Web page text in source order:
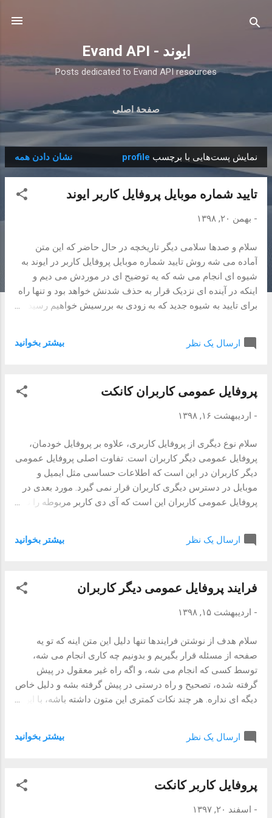
ایوند - Evand API
Posts dedicated to Evand API resources
صفحهٔ اصلی
پ
س
ت‌
نمایش پست‌هایی با برچسب profile نشان دادن همه
تایید شماره موبایل پروفایل کاربر ایوند
- بهمن ۲۰, ۱۳۹۸
سلام و صدها سلامی دیگر تاریخچه در حال حاضر که این متن
آماده می شه روش تایید شماره موبایل پروفایل کاربر در ایوند به
شیوه ای انجام می شه که یه توضیح ای در موردش می دیم و
اینکه در آینده ای نزدیک قرار به حذف شدنش خواهد بود و تنها راه
برای تایید به شیوه جدید که به زودی به بررسیش خواهیم رسید.
https://api.evand.com/users/USER_ID/verifyMobile ارسال
ERIFICTION_CODE جهت تایید شماره موبایل ذخیره شده در
پروفایل کاربری ارسال می شد. یه سری نکاتی در رابطه با این
شیوه قدیم وجود داره که بهتره یه اشاره ای بهشون بشه: نکته اول
اینه که برای درخواست اولی نیاز به آی دی کاربر بود، با اینکه هدر
مربوطه جهت اهراز هویت ارسال می شد. این مسئله در ریسورس
جدید حل شده و نیازی به ارسال آ...
ارسال یک نظر بیشتر بخوانيد
پروفایل عمومی کاربران کانکت
- اردیبهشت ۱۶, ۱۳۹۸
سلام نوع دیگری از پروفایل کاربری، علاوه بر پروفایل خودمان،
پروفایل عمومی دیگر کاربران است. تفاوت اصلی پروفایل عمومی
دیگر کاربران در این است که اطلاعات حساسی مثل ایمیل و
موبایل در دسترس دیگری کاربران قرار نمی گیرد. مورد بعدی در
پروفایل عمومی کاربران این است که آی دی کاربر مربوطه را نیز
دیتابیس گله ای از آی دی های رنگ و بارنگ تقدیم حضورتان شود.
نکته بعدی اینه که باید اهراز هویت کرده باشید تا اطلاعات پروفایل
https://connect.evand.com/api/users/ {user_id} { "name":
"web developer", "jobTitle": null, "organization":
ارسال یک نظر بیشتر بخوانيد
فرایند پروفایل عمومی دیگر کاربران
- اردیبهشت ۱۵, ۱۳۹۸
سلام هدف از نوشتن فرایندها تنها دلیل این متن اینه که تو یه
صفحه از مسئله قرار بگیریم و بدونیم چه کاری انجام می شه،
توسط کسی که انجام می شه، و اگه راه غیر معقول در پیش
گرفته شده، تصحیح و راه درستی در پیش گرفته بشه و دلیل خاص
دیگه ای نداره. هر چند نکات کمتری این متون داشته باشه، با این
نداره. صرفا ریسورس ای در اختیار خواهیم داشت که بشه پروفایل
مسئله تنها در دسترس نبودن برخی اطلاعات است. اطلاعاتی که
ارسال یک نظر بیشتر بخوانيد
پروفایل کاربر کانکت
- اسفند ۲۰, ۱۳۹۷